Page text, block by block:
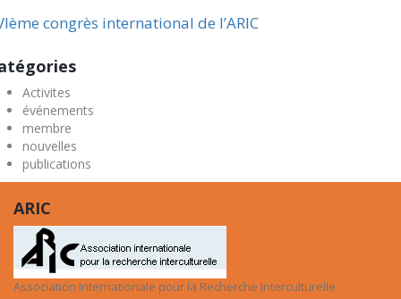
congrès international de l’ARIC
Activites
événements
membre
nouvelles
publications
ARIC
Association Internationale pour la Recherche Interculturelle